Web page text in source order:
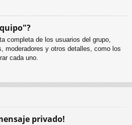
completa de los usuarios del grupo,
moderadores y otros detalles, como los
cada uno.
privado!